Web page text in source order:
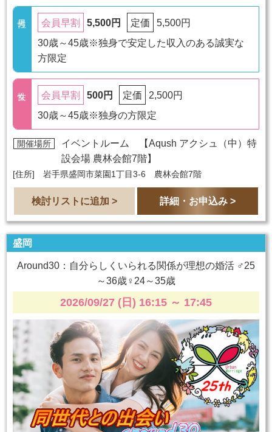
会員早割 5,500円 定価
5,500円
30歳～45歳※独身で安定した収入のある誠実な
方限定
会員早割 500円 定価
2,500円
30歳～45歳※独身の方限定
開催場所 イベントルーム 【Aqush アクシュ（中）特
設会場 農林会館7階】
[住所] 岩手県盛岡市菜園1丁目3-6 農林会館7階
検討リストに追加 > 詳細・お申込み >
盛岡
Around30：自分らしくいられる関係が理想の婚活 ♂25
～36歳♀24～35歳
2026/09/27 (日) 16:15 ～ 17:45